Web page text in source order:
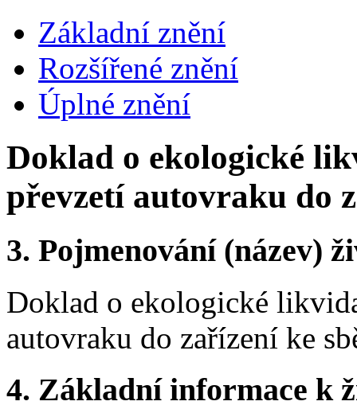
Základní znění
Rozšířené znění
Úplné znění
Doklad o ekologické
převzetí autovraku do
3. Pojmenování (název)
Doklad o ekologické
autovraku do zařízení ke
4. Základní informace k